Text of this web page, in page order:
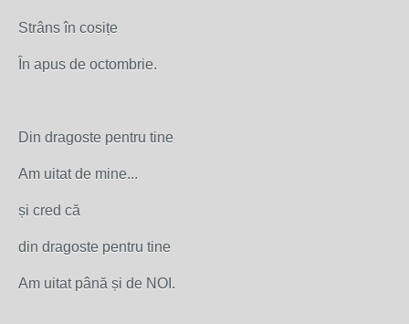
Strâns în cosițe
În apus de octombrie.
Din dragoste pentru tine
Am uitat de mine...
și cred că
din dragoste pentru tine
Am uitat până și de NOI.